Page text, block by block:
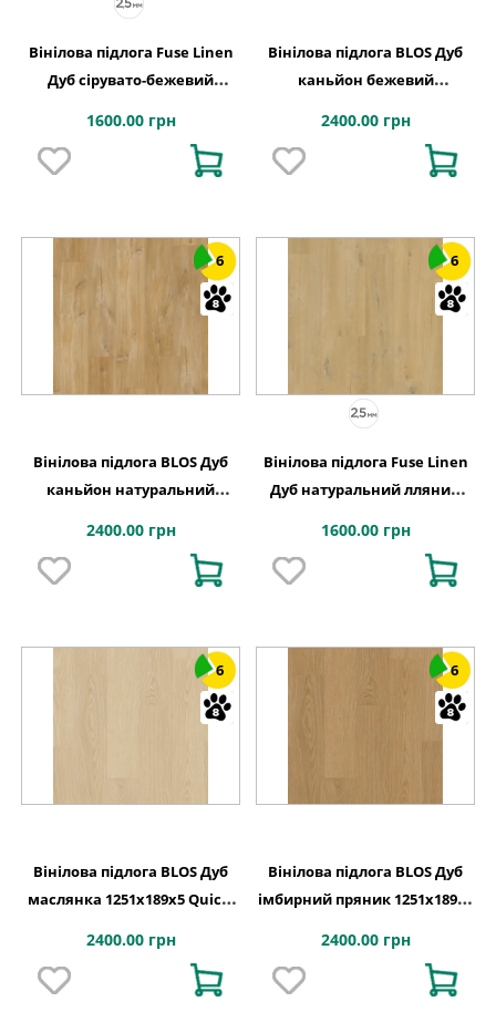
Вінілова підлога Fuse Linen
Дуб сірувато-бежевий
1600.00 грн
Вінілова підлога BLOS Дуб
каньйон бежевий
2400.00 грн
6
Вінілова підлога BLOS Дуб
каньйон натуральний
2400.00 грн
6
Вінілова підлога Fuse Linen
Дуб натуральний лляний
1600.00 грн
6
Вінілова підлога BLOS Дуб
маслянка 1251х189x5 Quick-
2400.00 грн
6
Вінілова підлога BLOS Дуб
імбирний пряник 1251х189x5
2400.00 грн